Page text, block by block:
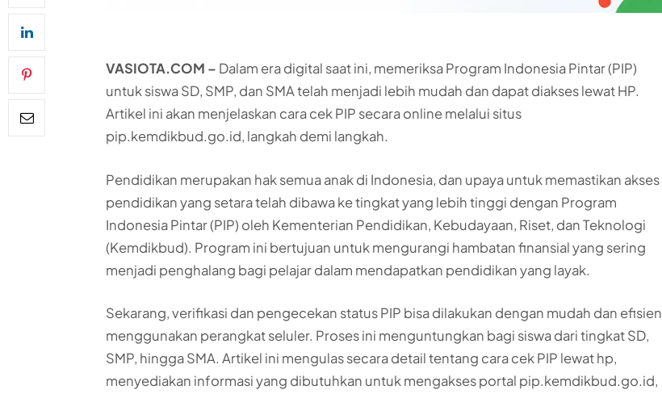
VASIOTA.COM – Dalam era digital saat ini, memeriksa Program Indonesia Pintar (PIP)
untuk siswa SD, SMP, dan SMA telah menjadi lebih mudah dan dapat diakses lewat HP.
Artikel ini akan menjelaskan cara cek PIP secara online melalui situs
pip.kemdikbud.go.id, langkah demi langkah.
Pendidikan merupakan hak semua anak di Indonesia, dan upaya untuk memastikan akses
pendidikan yang setara telah dibawa ke tingkat yang lebih tinggi dengan Program
Indonesia Pintar (PIP) oleh Kementerian Pendidikan, Kebudayaan, Riset, dan Teknologi
(Kemdikbud). Program ini bertujuan untuk mengurangi hambatan finansial yang sering
menjadi penghalang bagi pelajar dalam mendapatkan pendidikan yang layak.
Sekarang, verifikasi dan pengecekan status PIP bisa dilakukan dengan mudah dan efisien
menggunakan perangkat seluler. Proses ini menguntungkan bagi siswa dari tingkat SD,
SMP, hingga SMA. Artikel ini mengulas secara detail tentang cara cek PIP lewat hp,
menyediakan informasi yang dibutuhkan untuk mengakses portal pip.kemdikbud.go.id,